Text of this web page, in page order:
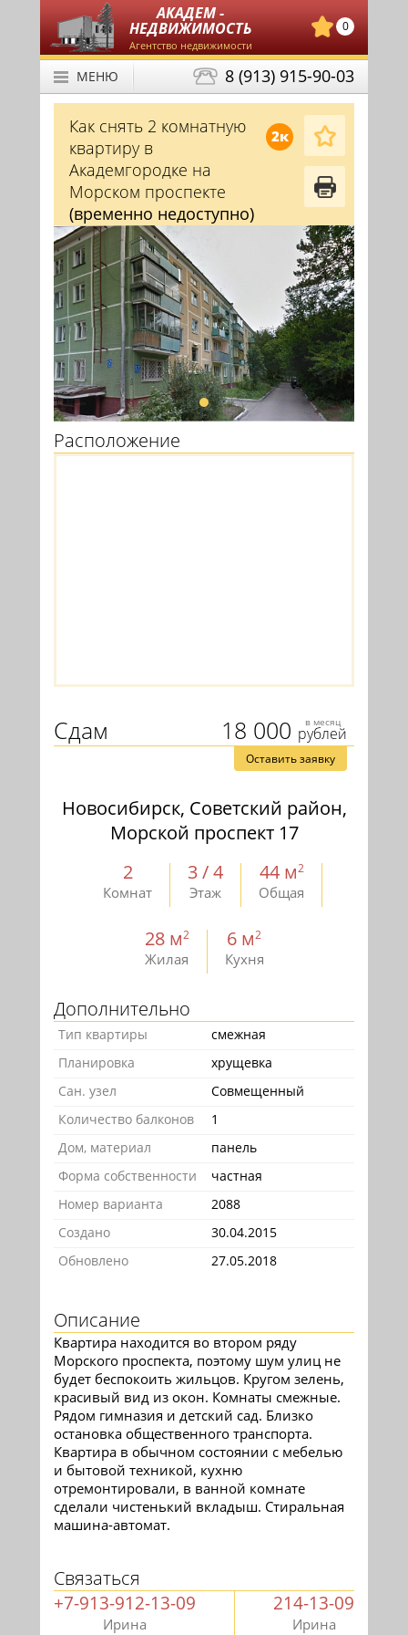
АКАДЕМ -
НЕДВИЖИМОСТЬ
Агентство недвижимости
0
8 (913) 915-90-03
МЕНЮ
2к
Как снять 2 комнатную
квартиру в
Академгородке на
Морском проспекте
(временно недоступно)
Расположение
18 000 в месяц
рублей
Сдам
Оставить заявку
Новосибирск, Советский район,
Морской проспект 17
2
Комнат
3 / 4
Этаж
44 м2
Общая
28 м2
Жилая
6 м2
Кухня
Дополнительно
Тип квартиры
смежная
Планировка
хрущевка
Сан. узел
Совмещенный
Количество балконов
1
Дом, материал
панель
Форма собственности
частная
Номер варианта
2088
Создано
30.04.2015
Обновлено
27.05.2018
Описание
Квартира находится во втором ряду
Морского проспекта, поэтому шум улиц не
будет беспокоить жильцов. Кругом зелень,
красивый вид из окон. Комнаты смежные.
Рядом гимназия и детский сад. Близко
остановка общественного транспорта.
Квартира в обычном состоянии с мебелью
и бытовой техникой, кухню
отремонтировали, в ванной комнате
сделали чистенький вкладыш. Стиральная
машина-автомат.
Связаться
+7-913-912-13-09
Ирина
214-13-09
Ирина